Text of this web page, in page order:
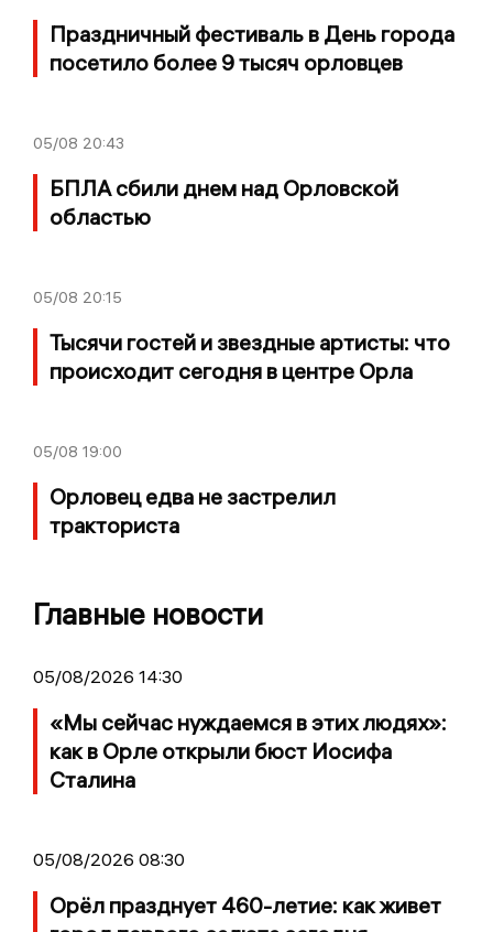
Праздничный фестиваль в День города
посетило более 9 тысяч орловцев
05/08 20:43
БПЛА сбили днем над Орловской
областью
05/08 20:15
Тысячи гостей и звездные артисты: что
происходит сегодня в центре Орла
05/08 19:00
Орловец едва не застрелил
тракториста
Главные новости
05/08/2026 14:30
«Мы сейчас нуждаемся в этих людях»:
как в Орле открыли бюст Иосифа
Сталина
05/08/2026 08:30
Орёл празднует 460-летие: как живет